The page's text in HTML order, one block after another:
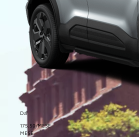
Da
175.50/MESE
MESE